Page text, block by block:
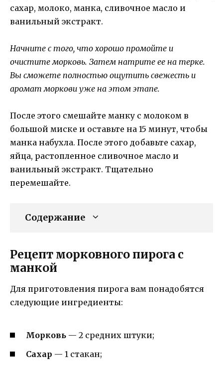
сахар, молоко, манка, сливочное масло и
ванильный экстракт.
Начните с того, что хорошо промойте и
очистите морковь. Затем натрите ее на терке.
Вы сможете полностью ощутить свежесть и
аромат моркови уже на этом этапе.
После этого смешайте манку с молоком в
большой миске и оставьте на 15 минут, чтобы
манка набухла. После этого добавьте сахар,
яйца, растопленное сливочное масло и
ванильный экстракт. Тщательно
перемешайте.
Содержание
Рецепт морковного пирога с
манкой
Для приготовления пирога вам понадобятся
следующие ингредиенты:
Морковь — 2 средних штуки;
Сахар — 1 стакан;